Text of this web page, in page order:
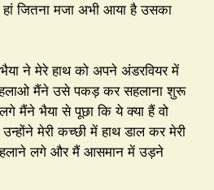
जितना मजा अभी आया है उसका
ने मेरे हाथ को अपने अंडरवियर में
मैंने उसे पकड़ कर सहलाना शुरू
मैंने भैया से पूछा कि ये क्या हैं वो
मेरी कच्छी में हाथ डाल कर मेरी
सहलाने लगे और मैं आसमान में उड़ने